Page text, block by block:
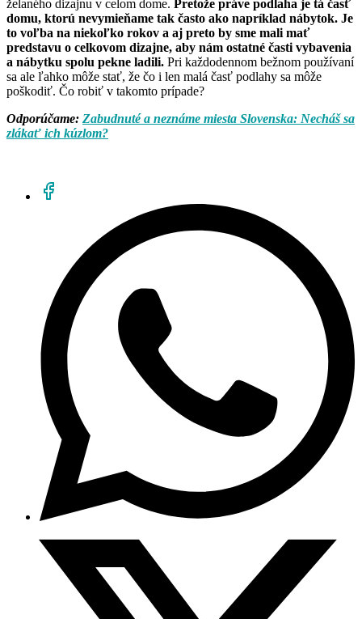
želaného dizajnu v celom dome. Pretože práve podlaha je tá časť
domu, ktorú nevymieňame tak často ako napríklad nábytok. Je
to voľba na niekoľko rokov a aj preto by sme mali mať
predstavu o celkovom dizajne, aby nám ostatné časti vybavenia
a nábytku spolu pekne ladili. Pri každodennom bežnom používaní
sa ale ľahko môže stať, že čo i len malá časť podlahy sa môže
poškodiť. Čo robiť v takomto prípade?
Odporúčame: Zabudnuté a neznáme miesta Slovenska: Necháš sa
zlákať ich kúzlom?